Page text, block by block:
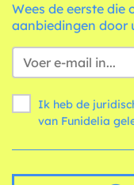
Wees de eerste die
aanbiedingen door
Ik heb de
van Funidelia